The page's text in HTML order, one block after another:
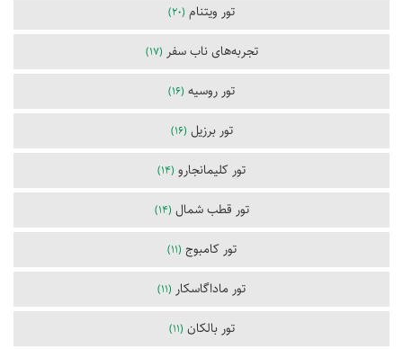
تور ویتنام (20)
تجربه‌های ناب سفر (17)
تور روسیه (16)
تور برزیل (16)
تور کلیمانجارو (14)
تور قطب شمال (14)
تور کامبوج (11)
تور ماداگاسکار (11)
تور بالکان (11)